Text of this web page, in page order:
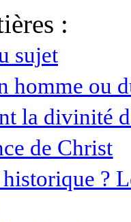
:
sujet
homme ou
la divinité
de Christ
?